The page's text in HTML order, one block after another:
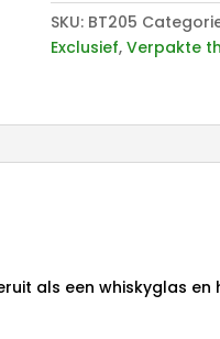
SKU: BT205
Exclusief, Verpakte
als een whiskyglas